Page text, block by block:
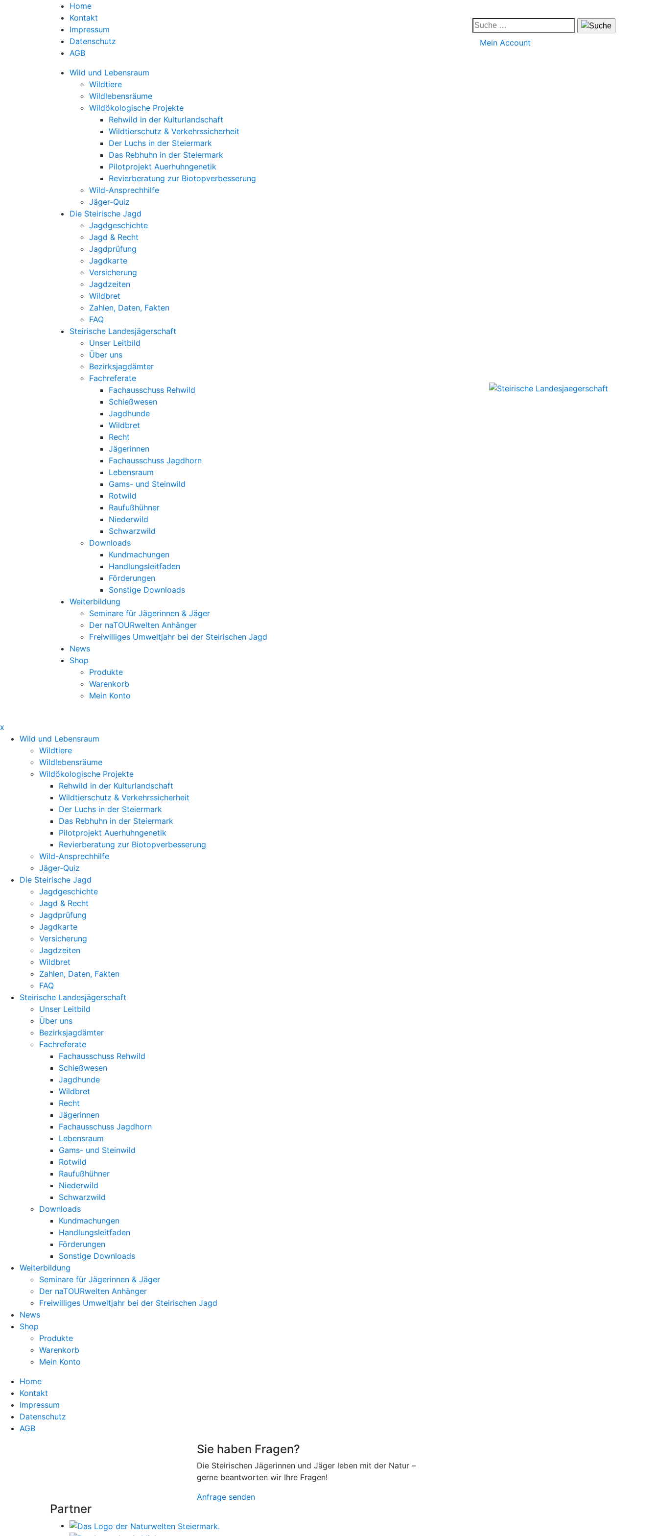
Home
Kontakt
Impressum
Datenschutz
AGB
Mein Account
Wild und Lebensraum
Wildtiere
Wildlebensräume
Wildökologische Projekte
Rehwild in der Kulturlandschaft
Wildtierschutz & Verkehrssicherheit
Der Luchs in der Steiermark
Das Rebhuhn in der Steiermark
Pilotprojekt Auerhuhngenetik
Revierberatung zur Biotopverbesserung
Wild-Ansprechhilfe
Jäger-Quiz
Die Steirische Jagd
Jagdgeschichte
Jagd & Recht
Jagdprüfung
Jagdkarte
Versicherung
Jagdzeiten
Wildbret
Zahlen, Daten, Fakten
FAQ
Steirische Landesjägerschaft
Unser Leitbild
Über uns
Bezirksjagdämter
Fachreferate
Fachausschuss Rehwild
Schießwesen
Jagdhunde
Wildbret
Recht
Jägerinnen
Fachausschuss Jagdhorn
Lebensraum
Gams- und Steinwild
Rotwild
Raufußhühner
Niederwild
Schwarzwild
Downloads
Kundmachungen
Handlungsleitfaden
Förderungen
Sonstige Downloads
Weiterbildung
Seminare für Jägerinnen & Jäger
Der naTOURwelten Anhänger
Freiwilliges Umweltjahr bei der Steirischen Jagd
News
Shop
Produkte
Warenkorb
Mein Konto
x
Wild und Lebensraum
Wildtiere
Wildlebensräume
Wildökologische Projekte
Rehwild in der Kulturlandschaft
Wildtierschutz & Verkehrssicherheit
Der Luchs in der Steiermark
Das Rebhuhn in der Steiermark
Pilotprojekt Auerhuhngenetik
Revierberatung zur Biotopverbesserung
Wild-Ansprechhilfe
Jäger-Quiz
Die Steirische Jagd
Jagdgeschichte
Jagd & Recht
Jagdprüfung
Jagdkarte
Versicherung
Jagdzeiten
Wildbret
Zahlen, Daten, Fakten
FAQ
Steirische Landesjägerschaft
Unser Leitbild
Über uns
Bezirksjagdämter
Fachreferate
Fachausschuss Rehwild
Schießwesen
Jagdhunde
Wildbret
Recht
Jägerinnen
Fachausschuss Jagdhorn
Lebensraum
Gams- und Steinwild
Rotwild
Raufußhühner
Niederwild
Schwarzwild
Downloads
Kundmachungen
Handlungsleitfaden
Förderungen
Sonstige Downloads
Weiterbildung
Seminare für Jägerinnen & Jäger
Der naTOURwelten Anhänger
Freiwilliges Umweltjahr bei der Steirischen Jagd
News
Shop
Produkte
Warenkorb
Mein Konto
Home
Kontakt
Impressum
Datenschutz
AGB
Sie haben Fragen?
Die Steirischen Jägerinnen und Jäger leben mit der Natur –
gerne beantworten wir Ihre Fragen!
Anfrage senden
Partner